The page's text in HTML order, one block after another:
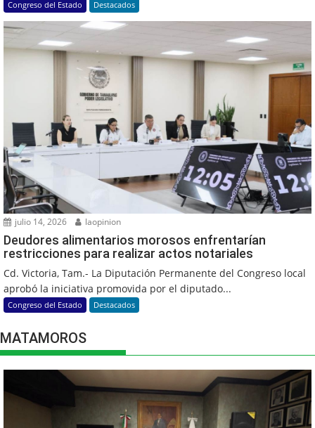
Congreso del Estado Destacados
julio 14, 2026 laopinion
Deudores alimentarios morosos enfrentarían
restricciones para realizar actos notariales
Cd. Victoria, Tam.- La Diputación Permanente del Congreso local
aprobó la iniciativa promovida por el diputado...
Congreso del Estado Destacados
MATAMOROS